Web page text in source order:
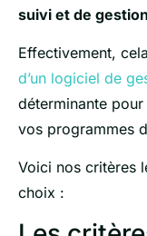
suivi et de
Effectivement,
d’un logiciel de
déterminante
vos programmes
Voici nos critères
choix :